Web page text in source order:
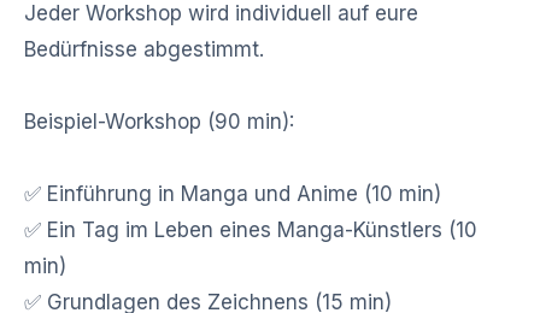
Jeder Workshop wird individuell auf eure
Bedürfnisse abgestimmt.
Beispiel-Workshop (90 min):
✅ Einführung in Manga und Anime (10 min)
✅ Ein Tag im Leben eines Manga-Künstlers (10
min)
✅ Grundlagen des Zeichnens (15 min)